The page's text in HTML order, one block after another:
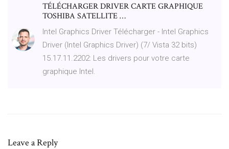
TÉLÉCHARGER DRIVER CARTE GRAPHIQUE
TOSHIBA SATELLITE …
Intel Graphics Driver Télécharger - Intel Graphics
Driver (Intel Graphics Driver) (7/ Vista 32 bits)
15.17.11.2202: Les drivers pour votre carte
graphique Intel.
Leave a Reply